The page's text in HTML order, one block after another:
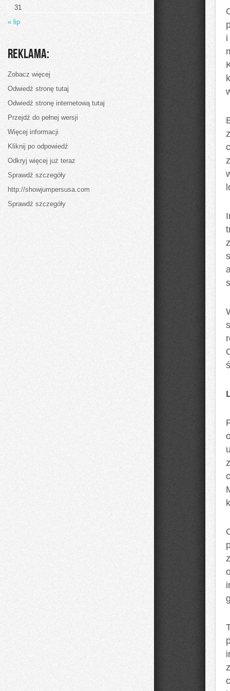
31
« lip
Reklama:
Zobacz więcej
Odwiedź stronę tutaj
Odwiedź stronę internetową tutaj
Przejdź do pełnej wersji
Więcej informacji
Kliknij po odpowiedź
Odkryj więcej już teraz
Sprawdź szczegóły
http://showjumpersusa.com
Sprawdź szczegóły